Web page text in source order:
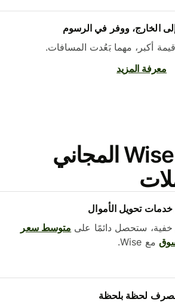
الخارج، ووفر في الرسوم
أكبر، مهما بَعُدت المسافات.
معرفة المزيد
نزّل تطبيق Wise المجاني
تحويل الأموال
ستحصل دائمًا علىمتوسط ​​سعر
مع Wise.
لحظة بلحظة